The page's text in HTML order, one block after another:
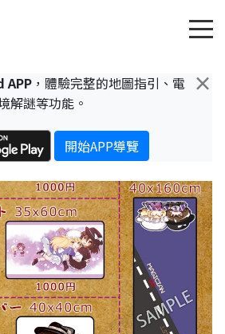
×
APP ，體驗完整的地圖指引、電
解謎等功能。
開始APP導覽